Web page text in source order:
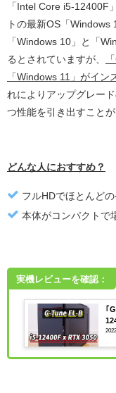
「Intel Core i5-12400F
トの最新OS「Windows
「Windows 10」と「
るとされていますが、
「Windows 11」がイン
れによりアップグレー
つ性能を引き出すことが
どんな人におすすめ？
フルHDでほとんど
本体がコンパクトで
実機レビューを確認：
｢